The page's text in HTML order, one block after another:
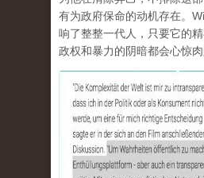
有为政府保命的动机存在。
响了整整一代人，只要它的
政权和暴力的阴暗都会心惊肉